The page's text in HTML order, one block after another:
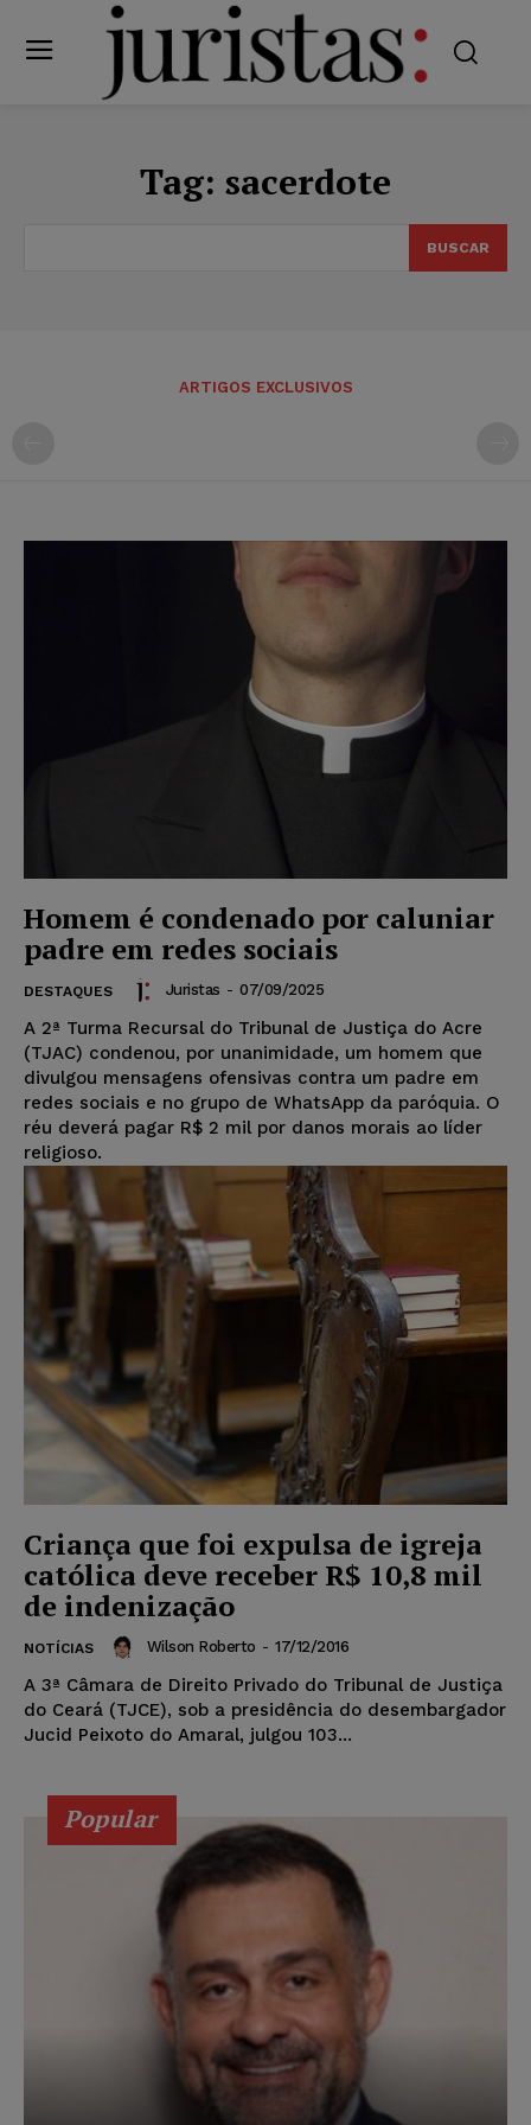
Tag: sacerdote
BUSCAR
ARTIGOS EXCLUSIVOS
Homem é condenado por caluniar
padre em redes sociais
DESTAQUES Juristas - 07/09/2025
A 2ª Turma Recursal do Tribunal de Justiça do Acre
(TJAC) condenou, por unanimidade, um homem que
divulgou mensagens ofensivas contra um padre em
redes sociais e no grupo de WhatsApp da paróquia. O
réu deverá pagar R$ 2 mil por danos morais ao líder
religioso.
Criança que foi expulsa de igreja
católica deve receber R$ 10,8 mil
de indenização
NOTÍCIAS Wilson Roberto - 17/12/2016
A 3ª Câmara de Direito Privado do Tribunal de Justiça
do Ceará (TJCE), sob a presidência do desembargador
Jucid Peixoto do Amaral, julgou 103...
Popular